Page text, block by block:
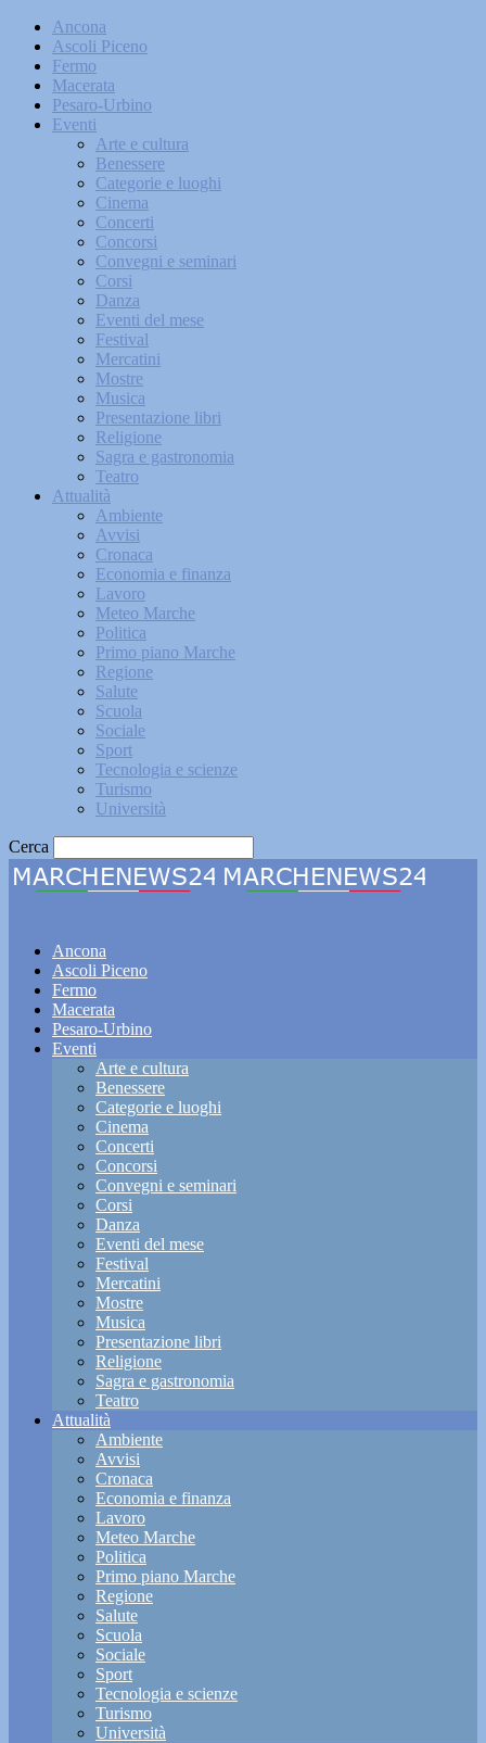
Ancona
Ascoli Piceno
Fermo
Macerata
Pesaro-Urbino
Eventi
Arte e cultura
Benessere
Categorie e luoghi
Cinema
Concerti
Concorsi
Convegni e seminari
Corsi
Danza
Eventi del mese
Festival
Mercatini
Mostre
Musica
Presentazione libri
Religione
Sagra e gastronomia
Teatro
Attualità
Ambiente
Avvisi
Cronaca
Economia e finanza
Lavoro
Meteo Marche
Politica
Primo piano Marche
Regione
Salute
Scuola
Sociale
Sport
Tecnologia e scienze
Turismo
Università
Cerca
Ancona
Ascoli Piceno
Fermo
Macerata
Pesaro-Urbino
Eventi
Arte e cultura
Benessere
Categorie e luoghi
Cinema
Concerti
Concorsi
Convegni e seminari
Corsi
Danza
Eventi del mese
Festival
Mercatini
Mostre
Musica
Presentazione libri
Religione
Sagra e gastronomia
Teatro
Attualità
Ambiente
Avvisi
Cronaca
Economia e finanza
Lavoro
Meteo Marche
Politica
Primo piano Marche
Regione
Salute
Scuola
Sociale
Sport
Tecnologia e scienze
Turismo
Università